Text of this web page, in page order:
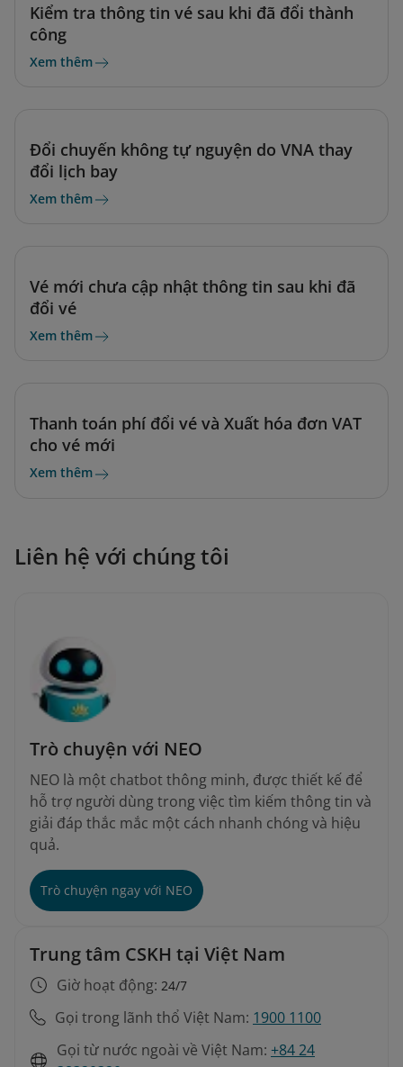
Kiểm tra thông tin vé sau khi đã đổi thành
công
Xem thêm
Đổi chuyến không tự nguyện do VNA thay
đổi lịch bay
Xem thêm
Vé mới chưa cập nhật thông tin sau khi đã
đổi vé
Xem thêm
Thanh toán phí đổi vé và Xuất hóa đơn VAT
cho vé mới
Xem thêm
Liên hệ với chúng tôi
Trò chuyện với NEO
NEO là một chatbot thông minh, được thiết kế để
hỗ trợ người dùng trong việc tìm kiếm thông tin và
giải đáp thắc mắc một cách nhanh chóng và hiệu
quả.
Trò chuyện ngay với NEO
Trung tâm CSKH tại Việt Nam
Giờ hoạt động: 24/7
Gọi trong lãnh thổ Việt Nam: 1900 1100
Gọi từ nước ngoài về Việt Nam: +84 24